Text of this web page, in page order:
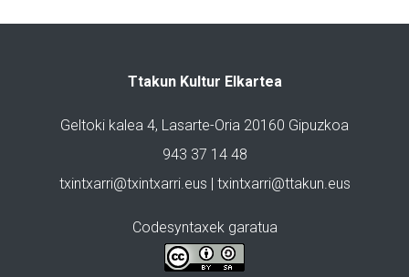
Ttakun Kultur Elkartea
Geltoki kalea 4, Lasarte-Oria 20160 Gipuzkoa
943 37 14 48
txintxarri@txintxarri.eus | txintxarri@ttakun.eus
Codesyntaxek garatua